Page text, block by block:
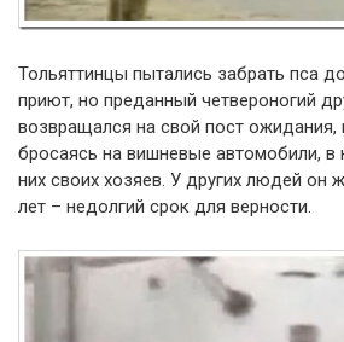
Тольяттинцы пытались забрать пса
приют, но преданный четвероногий
возвращался на свой пост
бросаясь на вишневые автомобили, в
них своих хозяев. У других людей он
лет – недолгий срок для верности.